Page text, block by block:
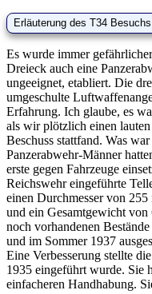
Es wurde immer
Dreieck auch eine
ungeeignet, etabliert. Die
umgeschulte
Erfahrung. Ich glaube, es
als wir plötzlich einen
Beschuss stattfand. Was
Panzerabwehr-Männer
erste gegen Fahrzeuge
Reichswehr eingeführte
einen Durchmesser von
und ein Gesamtgewicht
noch vorhandenen
und im Sommer 1937
Eine Verbesserung stellte
1935 eingeführt wurde. Sie
einfacheren Handhabung.